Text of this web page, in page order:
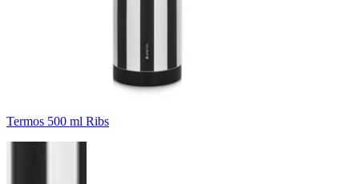
Termos 500 ml Ribs